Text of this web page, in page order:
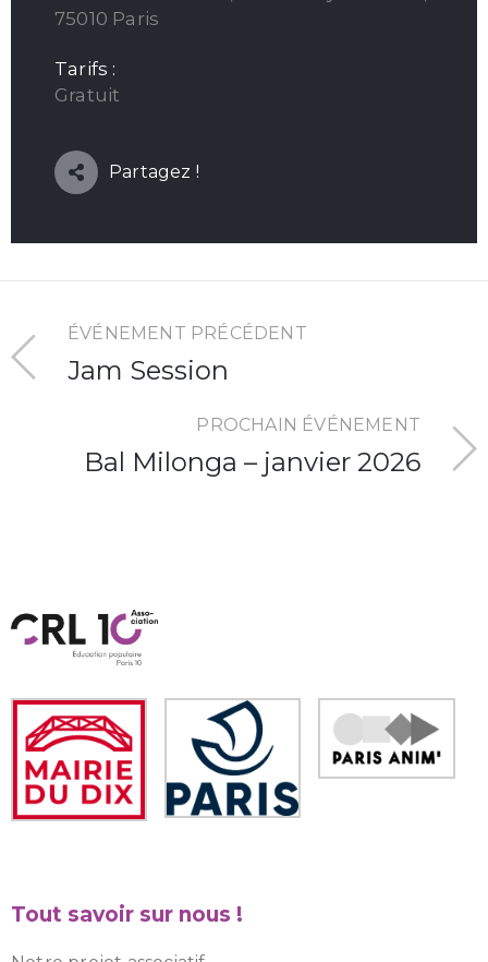
75010 Paris
Tarifs :
Gratuit
Partagez !
ÉVÉNEMENT PRÉCÉDENT
Jam Session
PROCHAIN ÉVÉNEMENT
Bal Milonga – janvier 2026
Tout savoir sur nous !